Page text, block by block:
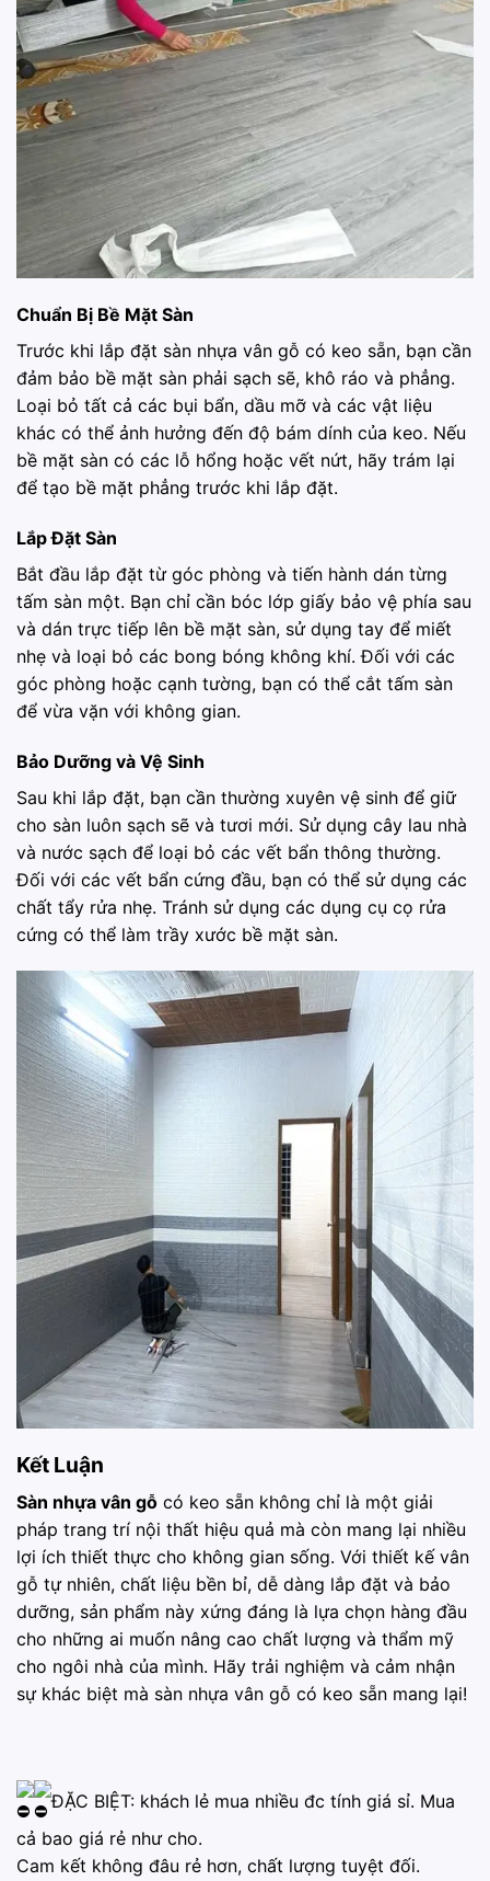
Chuẩn Bị Bề Mặt Sàn
Trước khi lắp đặt sàn nhựa vân gỗ có keo sẵn, bạn cần
đảm bảo bề mặt sàn phải sạch sẽ, khô ráo và phẳng.
Loại bỏ tất cả các bụi bẩn, dầu mỡ và các vật liệu
khác có thể ảnh hưởng đến độ bám dính của keo. Nếu
bề mặt sàn có các lỗ hổng hoặc vết nứt, hãy trám lại
để tạo bề mặt phẳng trước khi lắp đặt.
Lắp Đặt Sàn
Bắt đầu lắp đặt từ góc phòng và tiến hành dán từng
tấm sàn một. Bạn chỉ cần bóc lớp giấy bảo vệ phía sau
và dán trực tiếp lên bề mặt sàn, sử dụng tay để miết
nhẹ và loại bỏ các bong bóng không khí. Đối với các
góc phòng hoặc cạnh tường, bạn có thể cắt tấm sàn
để vừa vặn với không gian.
Bảo Dưỡng và Vệ Sinh
Sau khi lắp đặt, bạn cần thường xuyên vệ sinh để giữ
cho sàn luôn sạch sẽ và tươi mới. Sử dụng cây lau nhà
và nước sạch để loại bỏ các vết bẩn thông thường.
Đối với các vết bẩn cứng đầu, bạn có thể sử dụng các
chất tẩy rửa nhẹ. Tránh sử dụng các dụng cụ cọ rửa
cứng có thể làm trầy xước bề mặt sàn.
Kết Luận
Sàn nhựa vân gỗ có keo sẵn không chỉ là một giải
pháp trang trí nội thất hiệu quả mà còn mang lại nhiều
lợi ích thiết thực cho không gian sống. Với thiết kế vân
gỗ tự nhiên, chất liệu bền bỉ, dễ dàng lắp đặt và bảo
dưỡng, sản phẩm này xứng đáng là lựa chọn hàng đầu
cho những ai muốn nâng cao chất lượng và thẩm mỹ
cho ngôi nhà của mình. Hãy trải nghiệm và cảm nhận
sự khác biệt mà sàn nhựa vân gỗ có keo sẵn mang lại!
ĐẶC BIỆT: khách lẻ mua nhiều đc tính giá sỉ. Mua
cả bao giá rẻ như cho.
Cam kết không đâu rẻ hơn, chất lượng tuyệt đối.